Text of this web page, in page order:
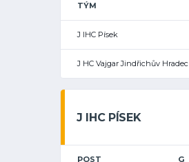
TÝM
J IHC Písek
J HC Vajgar Jindřichův Hradec
J IHC PÍSEK
POST G